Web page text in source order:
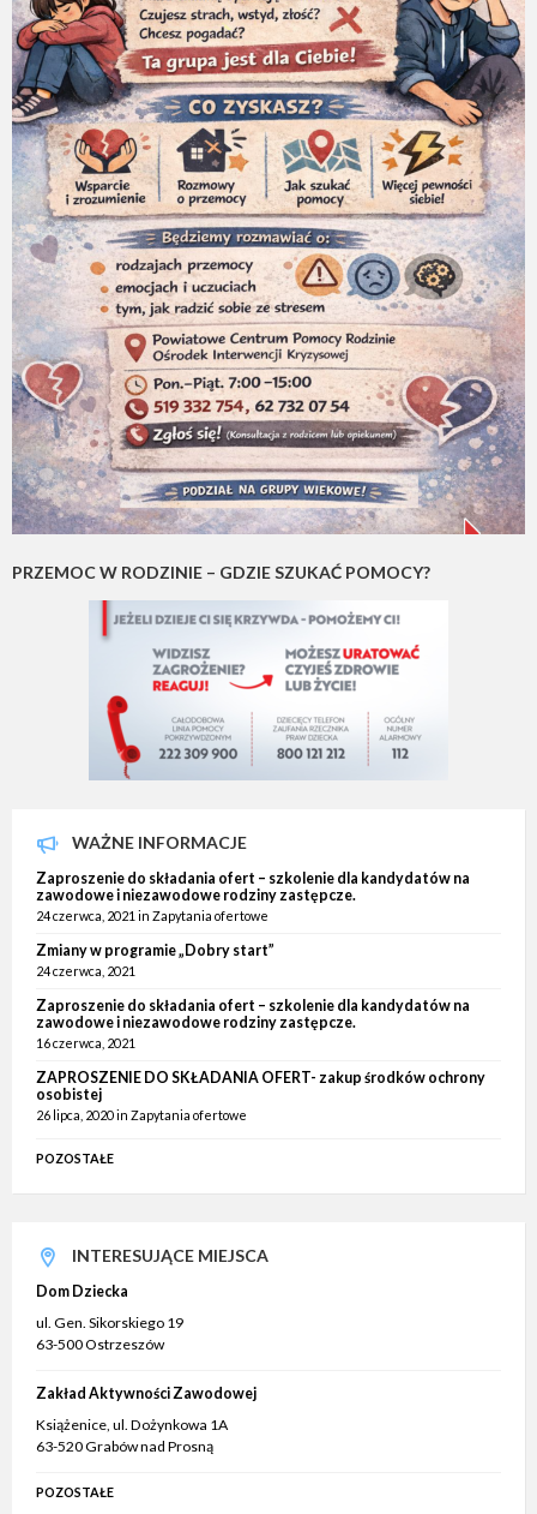
PRZEMOC W RODZINIE – GDZIE SZUKAĆ POMOCY?
WAŻNE INFORMACJE
Zaproszenie do składania ofert – szkolenie dla kandydatów na
zawodowe i niezawodowe rodziny zastępcze.
24 czerwca, 2021 in Zapytania ofertowe
Zmiany w programie „Dobry start”
24 czerwca, 2021
Zaproszenie do składania ofert – szkolenie dla kandydatów na
zawodowe i niezawodowe rodziny zastępcze.
16 czerwca, 2021
ZAPROSZENIE DO SKŁADANIA OFERT- zakup środków ochrony
osobistej
26 lipca, 2020in Zapytania ofertowe
POZOSTAŁE
INTERESUJĄCE MIEJSCA
Dom Dziecka
ul. Gen. Sikorskiego 19
63-500 Ostrzeszów
Zakład Aktywności Zawodowej
Książenice, ul. Dożynkowa 1A
63-520 Grabów nad Prosną
POZOSTAŁE